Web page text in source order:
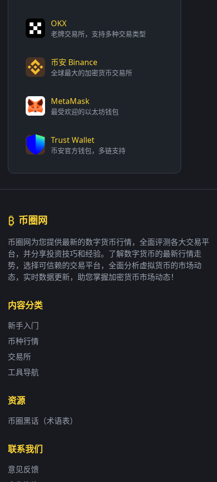
OKX
老牌交易所，支持多种交易类型
币安 Binance
全球最大的加密货币交易所
MetaMask
最受欢迎的以太坊钱包
Trust Wallet
币安官方钱包，多链支持
₿ 币圈网
币圈网为您提供最新的数字货币行情，全面评测各大交易平
台，并分享投资技巧和经验。了解数字货币的最新行情走
势，选择可信赖的交易平台，全面分析虚拟货币的市场动
态，实时数据更新，助您掌握加密货币市场动态！
内容分类
新手入门
币种行情
交易所
工具导航
资源
币圈黑话（术语表）
联系我们
意见反馈